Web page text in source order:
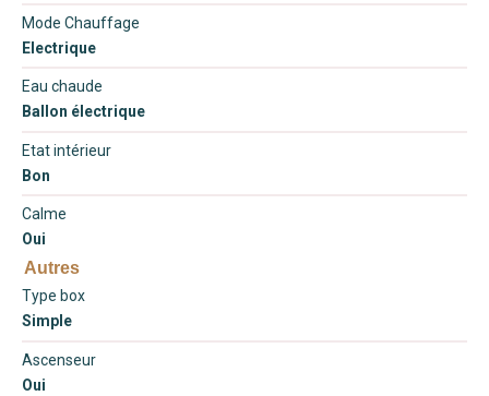
Mode Chauffage
Electrique
Eau chaude
Ballon électrique
Etat intérieur
Bon
Calme
Oui
Autres
Type box
Simple
Ascenseur
Oui